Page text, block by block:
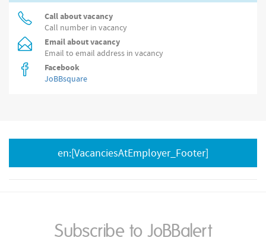
Call about vacancy
Call number in vacancy
Email about vacancy
Email to email address in vacancy
Facebook
JoBBsquare
en:[VacanciesAtEmployer_Footer]
Subscribe to JoBBalert